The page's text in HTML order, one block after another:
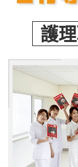
護